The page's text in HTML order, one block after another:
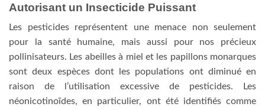
Autorisant un Insecticide Puissant
Les pesticides représentent une menace non seulement
pour la santé humaine, mais aussi pour nos précieux
pollinisateurs. Les abeilles à miel et les papillons monarques
sont deux espèces dont les populations ont diminué en
raison de l’utilisation excessive de pesticides. Les
néonicotinoïdes, en particulier, ont été identifiés comme